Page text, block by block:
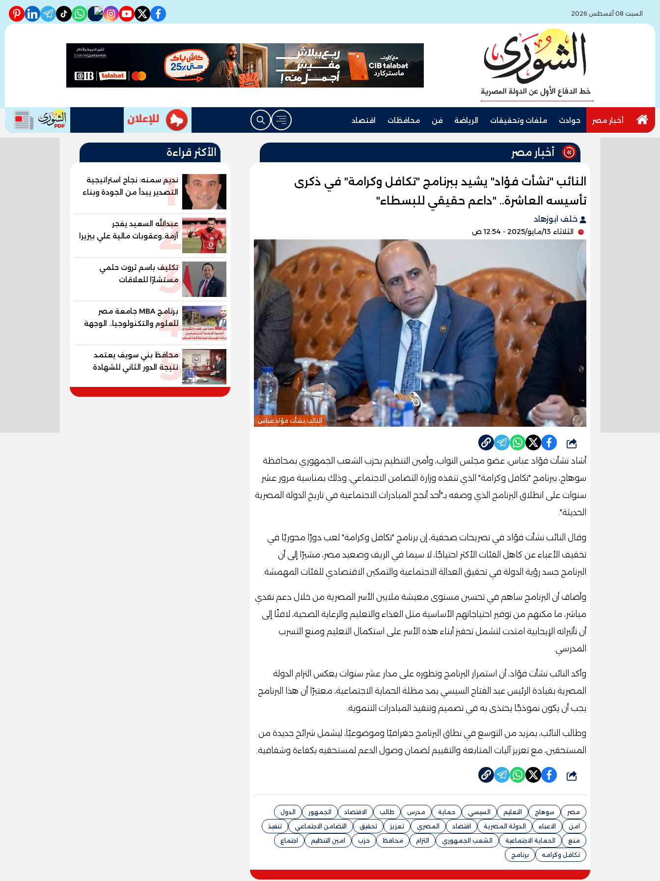
السبت 08 أغسطس 2026 facebook
twitter
youtube
instagram
nabd
whatsapp
tiktok
telegram
linkedin
أخبار مصر حوادث ملفات وتحقيقات الرياضة فن محافظات اقتصاد
أخبار مصر
النائب "نشأت فؤاد" يشيد ببرنامج "تكافل وكرامة" في ذكرى
تأسيسه العاشرة.. "داعم حقيقي للبسطاء"
خلف ابوزهاد
الثلاثاء 13/مايو/2025 - 12:54 ص
النائب نشأت فؤاد عباس
شارك
أشاد نشأت فؤاد عباس، عضو مجلس النواب، وأمين التنظيم بحزب الشعب الجمهوري بمحافظة
سوهاج، ببرنامج "تكافل وكرامة" الذي تنفذه وزارة التضامن الاجتماعي، وذلك بمناسبة مرور عشر
سنوات على انطلاق البرنامج الذي وصفه بـ"أحد أنجح المبادرات الاجتماعية في تاريخ الدولة المصرية
الحديثة".
وقال النائب نشأت فؤاد في تصريحات صحفية، إن برنامج "تكافل وكرامة" لعب دورًا محوريًا في
تخفيف الأعباء عن كاهل الفئات الأكثر احتياجًا، لا سيما في الريف وصعيد مصر، مشيرًا إلى أن
البرنامج جسد رؤية الدولة في تحقيق العدالة الاجتماعية والتمكين الاقتصادي للفئات المهمشة.
وأضاف أن البرنامج ساهم في تحسين مستوى معيشة ملايين الأسر المصرية من خلال دعم نقدي
مباشر، ما مكنهم من توفير احتياجاتهم الأساسية مثل الغذاء والتعليم والرعاية الصحية، لافتًا إلى
أن تأثيراته الإيجابية امتدت لتشمل تحفيز أبناء هذه الأسر على استكمال التعليم ومنع التسرب
المدرسي.
وأكد النائب نشأت فؤاد، أن استمرار البرنامج وتطوره على مدار عشر سنوات يعكس التزام الدولة
المصرية بقيادة الرئيس عبد الفتاح السيسي بمد مظلة الحماية الاجتماعية، معتبرًا أن هذا البرنامج
يجب أن يكون نموذجًا يحتذى به في تصميم وتنفيذ المبادرات التنموية.
وطالب النائب، بمزيد من التوسع في نطاق البرنامج جغرافيًا وموضوعيًا، ليشمل شرائح جديدة من
المستحقين، مع تعزيز آليات المتابعة والتقييم لضمان وصول الدعم لمستحقيه بكفاءة وشفافية.
شارك
مصر سوهاج التعليم السيسي حماية مدرس طالب الاقتصاد الجمهور
الدول
امن
الاعباء الدولة المصرية اقتصاد المصري تعزيز تحقيق التضامن الاجتماعي
تنفيذ
منع
الحماية الاجتماعية الشعب الجمهوري التزام محافظ حزب امين التنظيم
اجتماع
تكافل وكرامه
برنامج
الأكثر قراءة
1
نديم سمنه: نجاح استراتيجية
التصدير يبدأ من الجودة وبناء
الثقة في شعار "صنع في
مصر"
2
عبدالله السعيد يفجر
أزمة..وعقوبات مالية علي بيزيرا
وبانزا
3
تكليف باسم ثروت حلمي
مستشارًا للعلاقات
الدبلوماسية وعضوًا بالهيئة
الاستشارية العليا لمنظمة
«جاد جمينت يوإن»
4
برنامج MBA جامعة مصر
للعلوم والتكنولوجيا.. الوجهة
المفضلة للتنفيذيين وقيادات
المؤسسات لصناعة قادة
المستقبل
5
محافظ بني سويف يعتمد
نتيجة الدور الثاني للشهادة
الإعدادية العامة بنسبة